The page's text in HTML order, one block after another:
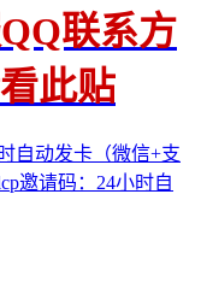
联系方
此贴
自动发卡（微信+支
邀请码：24小时自